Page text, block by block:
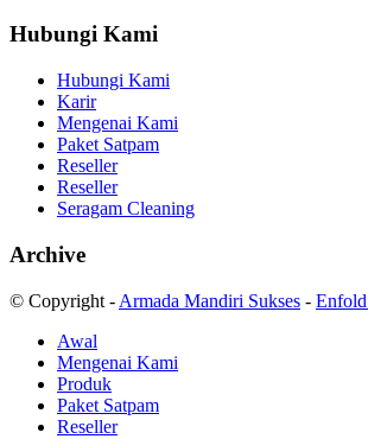
Hubungi Kami
Hubungi Kami
Karir
Mengenai Kami
Paket Satpam
Reseller
Reseller
Seragam Cleaning
Archive
© Copyright - Armada Mandiri Sukses -
Awal
Mengenai Kami
Produk
Paket Satpam
Reseller